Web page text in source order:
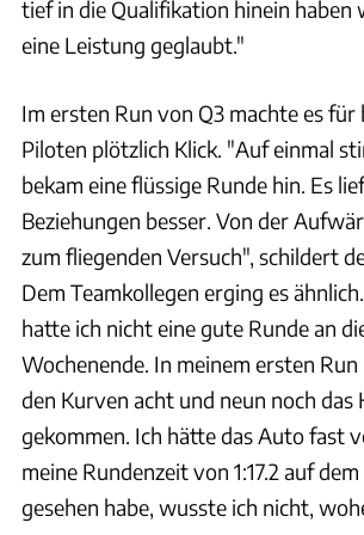
tief in die Qualifikation hinein haben
eine Leistung geglaubt."
Im ersten Run von Q3 machte es für
Piloten plötzlich Klick. "Auf einmal
bekam eine flüssige Runde hin. Es
Beziehungen besser. Von der
zum fliegenden Versuch", schildert
Dem Teamkollegen erging es
hatte ich nicht eine gute Runde an
Wochenende. In meinem ersten
den Kurven acht und neun noch das
gekommen. Ich hätte das Auto fast
meine Rundenzeit von 1:17.2 auf
gesehen habe, wusste ich nicht,